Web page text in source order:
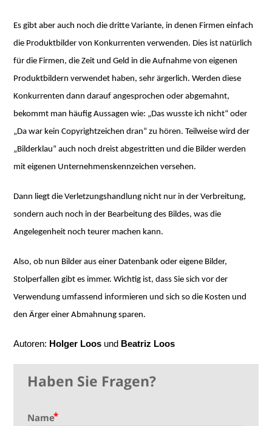
Es gibt aber auch noch die dritte Variante, in denen Firmen einfach
die Produktbilder von Konkurrenten verwenden. Dies ist natürlich
für die Firmen, die Zeit und Geld in die Aufnahme von eigenen
Produktbildern verwendet haben, sehr ärgerlich. Werden diese
Konkurrenten dann darauf angesprochen oder abgemahnt,
bekommt man häufig Aussagen wie: „Das wusste ich nicht“ oder
„Da war kein Copyrightzeichen dran“ zu hören. Teilweise wird der
„Bilderklau“ auch noch dreist abgestritten und die Bilder werden
mit eigenen Unternehmenskennzeichen versehen.
Dann liegt die Verletzungshandlung nicht nur in der Verbreitung,
sondern auch noch in der Bearbeitung des Bildes, was die
Angelegenheit noch teurer machen kann.
Also, ob nun Bilder aus einer Datenbank oder eigene Bilder,
Stolperfallen gibt es immer. Wichtig ist, dass Sie sich vor der
Verwendung umfassend informieren und sich so die Kosten und
den Ärger einer Abmahnung sparen.
Autoren: Holger Loos und Beatriz Loos
Haben Sie Fragen?
Name